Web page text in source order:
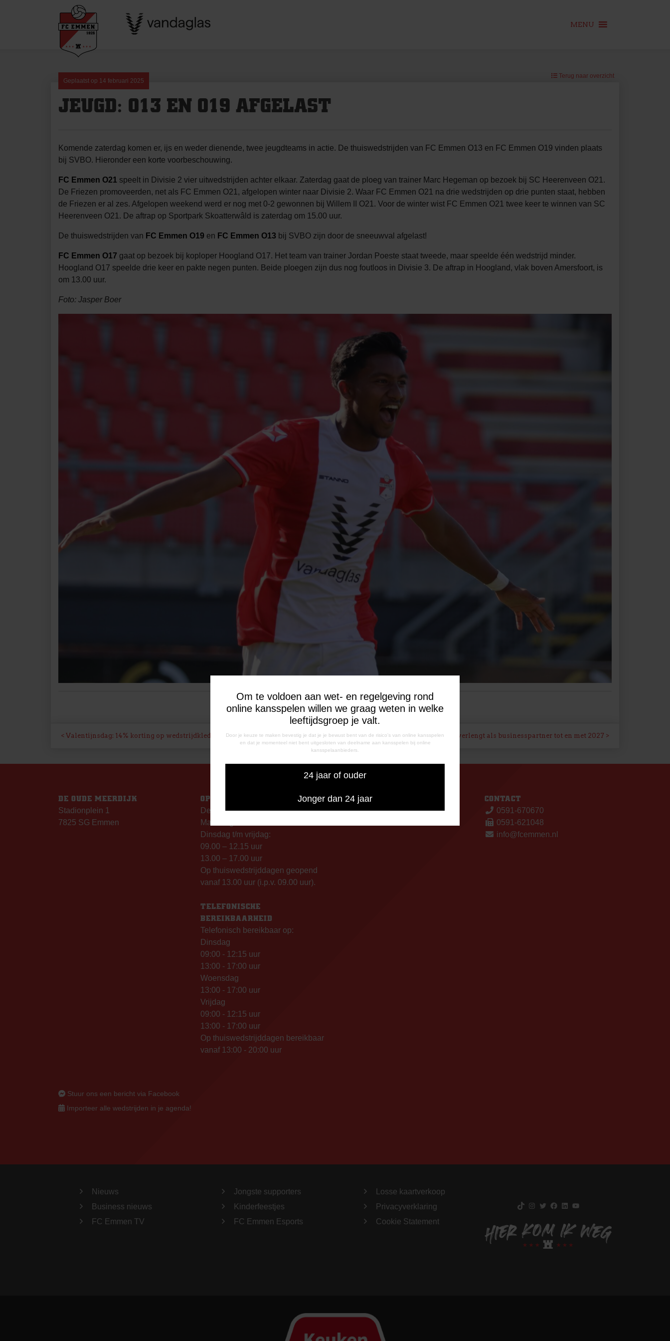
Om te voldoen aan wet- en regelgeving rond
online kansspelen willen we graag weten in welke
leeftijdsgroep je valt.
Door je keuze te maken bevestig je dat je je bewust bent van de risico's van online kansspelen
en dat je momenteel niet bent uitgesloten van deelname aan kansspelen bij online
kansspelaanbieders.
24 jaar of ouder
Jonger dan 24 jaar
MENU
Geplaatst op 14 februari 2025
Terug naar overzicht
JEUGD: O13 EN O19 AFGELAST
Komende zaterdag komen er, ijs en weder dienende, twee jeugdteams in actie. De thuiswedstrijden van FC Emmen O13 en FC Emmen O19 vinden plaats
bij SVBO. Hieronder een korte voorbeschouwing.
FC Emmen O21 speelt in Divisie 2 vier uitwedstrijden achter elkaar. Zaterdag gaat de ploeg van trainer Marc Hegeman op bezoek bij SC Heerenveen O21.
De Friezen promoveerden, net als FC Emmen O21, afgelopen winter naar Divisie 2. Waar FC Emmen O21 na drie wedstrijden op drie punten staat, hebben
de Friezen er al zes. Afgelopen weekend werd er nog met 0-2 gewonnen bij Willem II O21. Voor de winter wist FC Emmen O21 twee keer te winnen van SC
Heerenveen O21. De aftrap op Sportpark Skoatterwâld is zaterdag om 15.00 uur.
De thuiswedstrijden van FC Emmen O19 en FC Emmen O13 bij SVBO zijn door de sneeuwval afgelast!
FC Emmen O17 gaat op bezoek bij koploper Hoogland O17. Het team van trainer Jordan Poeste staat tweede, maar speelde één wedstrijd minder.
Hoogland O17 speelde drie keer en pakte negen punten. Beide ploegen zijn dus nog foutloos in Divisie 3. De aftrap in Hoogland, vlak boven Amersfoort, is
om 13.00 uur.
Foto: Jasper Boer
BERICHT
NAVIGATIE
Valentijnsdag: 14% korting op wedstrijdkleding Oldenburger|Fritom verlengt als businesspartner tot en met 2027
DE OUDE MEERDIJK
Stadionplein 1
7825 SG Emmen
OPENINGSTIJDEN
De Oude Meerdijk
Maandag: 09.00 – 17.00 uur
Dinsdag t/m vrijdag:
09.00 – 12.15 uur
13.00 – 17.00 uur
Op thuiswedstrijddagen geopend
vanaf 13.00 uur (i.p.v. 09.00 uur).
TELEFONISCHE
BEREIKBAARHEID
Telefonisch bereikbaar op:
Dinsdag
09:00 - 12:15 uur
13:00 - 17:00 uur
Woensdag
13:00 - 17:00 uur
Vrijdag
09:00 - 12:15 uur
13:00 - 17:00 uur
Op thuiswedstrijddagen bereikbaar
vanaf 13:00 - 20:00 uur
CORRESPONDENTIE-ADRES
Postbus 26
CONTACT
0591-670670
0591-621048
info@fcemmen.nl
Stuur ons een bericht via Facebook
Importeer alle wedstrijden in je agenda!
Nieuws
Business nieuws
FC Emmen TV
Jongste supporters
Kinderfeestjes
FC Emmen Esports
Losse kaartverkoop
Privacyverklaring
Cookie Statement